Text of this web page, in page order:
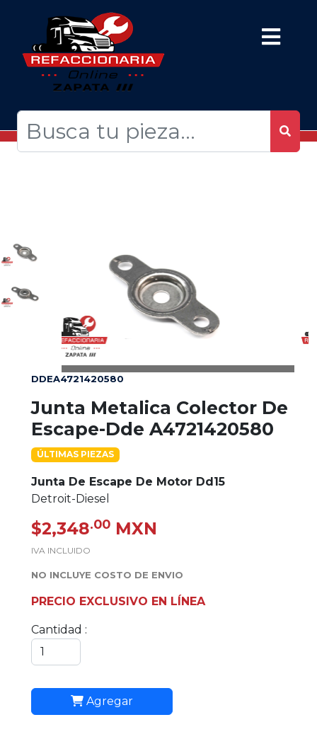
DDEA4721420580
Junta Metalica Colector De
Escape-Dde A4721420580
ÚLTIMAS PIEZAS
Junta De Escape De Motor Dd15
Detroit-Diesel
$2,348.00 MXN
IVA INCLUIDO
NO INCLUYE COSTO DE ENVIO
PRECIO EXCLUSIVO EN LÍNEA
Cantidad :
Agregar